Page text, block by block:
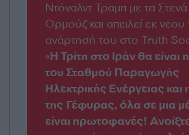
Ντόναλντ Τραμπ με τα
Ορμούζ και απειλεί εκ νεου
ανάρτησή του στο Truth
«Η Τρίτη στο Ιράν θα είναι
του Σταθμού Παραγωγής
Ηλεκτρικής Ενέργειας
της Γέφυρας, όλα σε μια
είναι πρωτοφανές!